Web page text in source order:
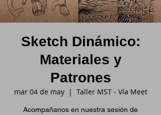
Sketch Dinámico:
Materiales y
Patrones
mar 04 de may
  |
Taller MST - Vía Meet
Acompañanos en nuestra sesión de